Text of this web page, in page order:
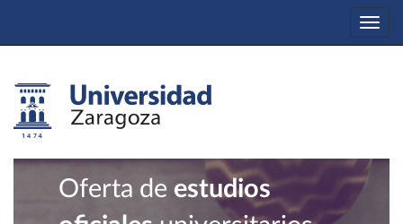
Oferta de estudios